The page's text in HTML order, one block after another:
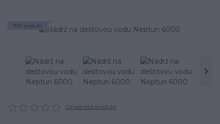
TOP produkt
Ohodnotit produkt